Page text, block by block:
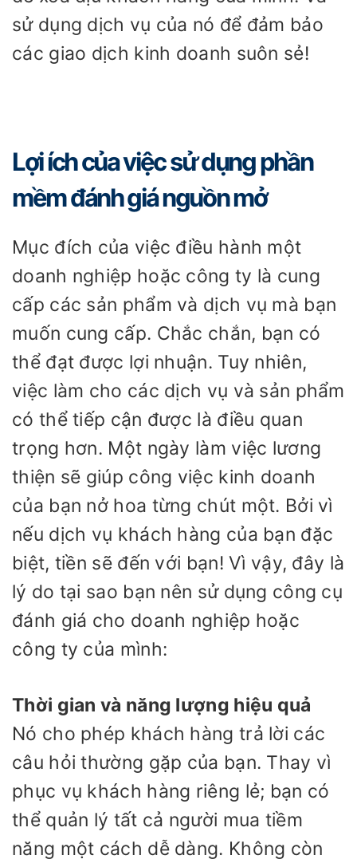
sử dụng dịch vụ của nó để đảm bảo
các giao dịch kinh doanh suôn sẻ!
Lợi ích của việc sử dụng phần
mềm đánh giá nguồn mở
Mục đích của việc điều hành một
doanh nghiệp hoặc công ty là cung
cấp các sản phẩm và dịch vụ mà bạn
muốn cung cấp. Chắc chắn, bạn có
thể đạt được lợi nhuận. Tuy nhiên,
việc làm cho các dịch vụ và sản phẩm
có thể tiếp cận được là điều quan
trọng hơn. Một ngày làm việc lương
thiện sẽ giúp công việc kinh doanh
của bạn nở hoa từng chút một. Bởi vì
nếu dịch vụ khách hàng của bạn đặc
biệt, tiền sẽ đến với bạn! Vì vậy, đây là
lý do tại sao bạn nên sử dụng công cụ
đánh giá cho doanh nghiệp hoặc
công ty của mình:
Thời gian và năng lượng hiệu quả
Nó cho phép khách hàng trả lời các
câu hỏi thường gặp của bạn. Thay vì
phục vụ khách hàng riêng lẻ; bạn có
thể quản lý tất cả người mua tiềm
năng một cách dễ dàng. Không còn